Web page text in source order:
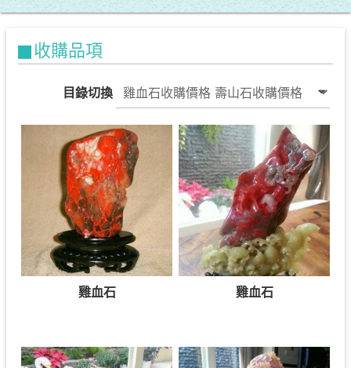
收購品項
目錄切換
雞血石 雞血石